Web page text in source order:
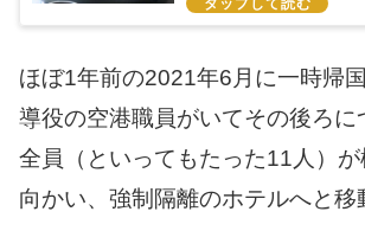
ほぼ1年前の2021年6月に一時帰
導役の空港職員がいてその後ろに
全員（といってもたった11人）
向かい、強制隔離のホテルへと移